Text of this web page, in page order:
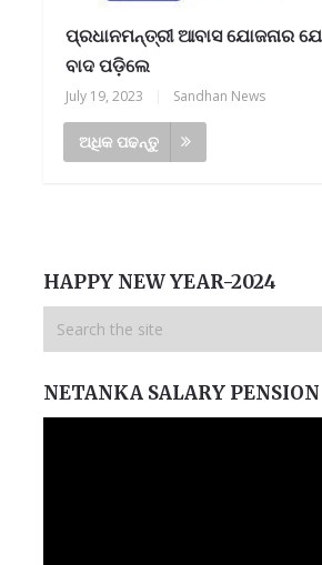
ପ୍ରଧାନମନ୍ତ୍ରୀ ଆବାସ ଯୋଜନାର
ବାଦ ପଡ଼ିଲେ
July 19, 2023 Sandhan News
ଅଧିକ ପଢନ୍ତୁ
HAPPY NEW YEAR-2024
NETANKA SALARY PENSION